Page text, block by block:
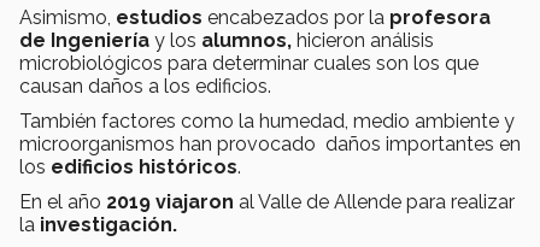
Asimismo, estudios encabezados por la profesora
de Ingeniería y los alumnos, hicieron análisis
microbiológicos para determinar cuales son los que
causan daños a los edificios.
También factores como la humedad, medio ambiente y
microorganismos han provocado daños importantes en
los edificios históricos.
En el año 2019 viajaron al Valle de Allende para realizar
la investigación.